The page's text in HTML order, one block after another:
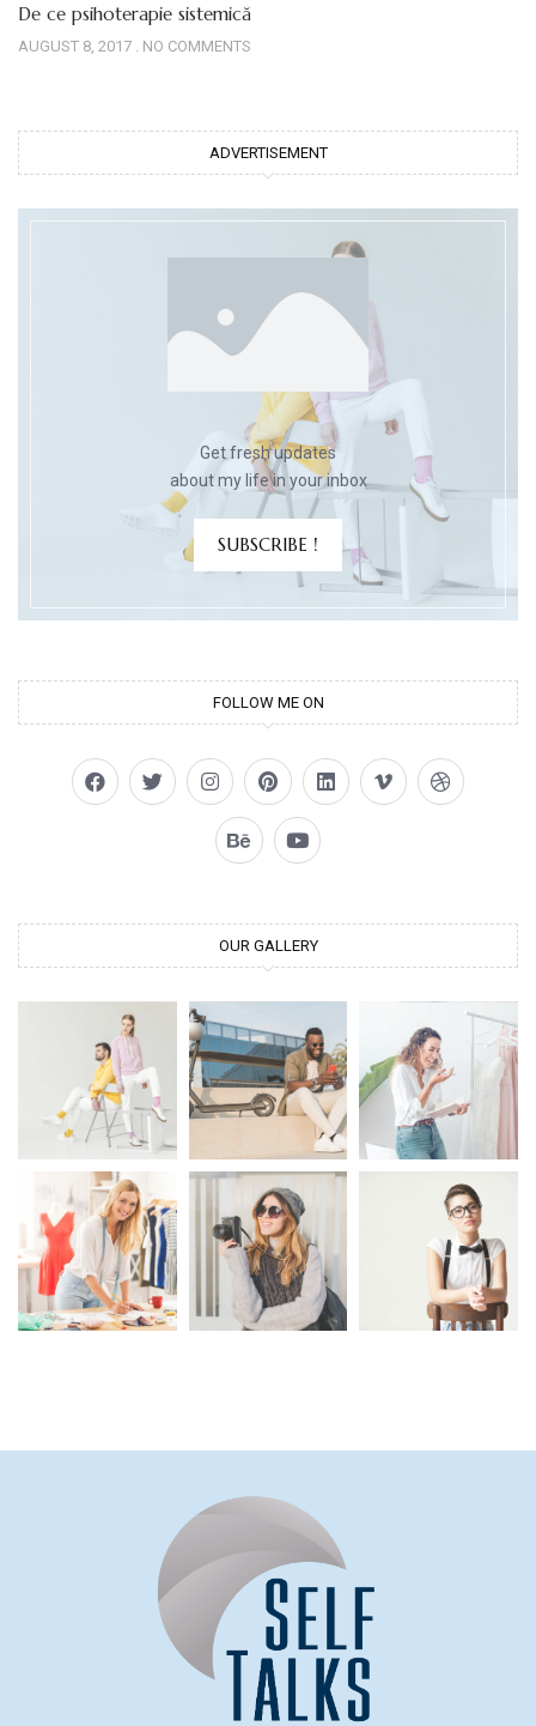
De ce psihoterapie sistemică
AUGUST 8, 2017 NO COMMENTS
ADVERTISEMENT
Get fresh updates
about my life in your inbox
SUBSCRIBE !
FOLLOW ME ON
OUR GALLERY